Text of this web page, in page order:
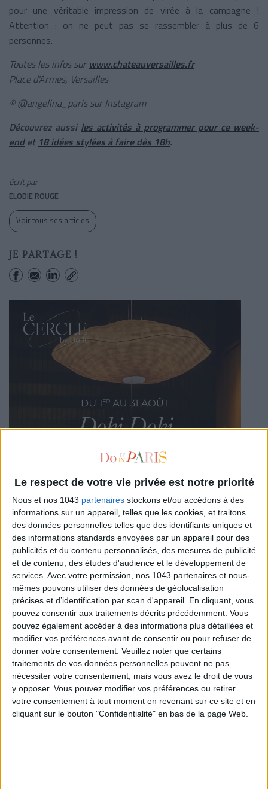
Le respect de votre vie privée est notre priorité
Nous et nos 1043 partenaires stockons et/ou accédons à des
informations sur un appareil, telles que les cookies, et traitons
des données personnelles telles que des identifiants uniques et
des informations standards envoyées par un appareil pour des
publicités et du contenu personnalisés, des mesures de publicité
et de contenu, des études d'audience et le développement de
services. Avec votre permission, nos 1043 partenaires et nous-
mêmes pouvons utiliser des données de géolocalisation
précises et d’identification par scan d'appareil. En cliquant, vous
pouvez consentir aux traitements décrits précédemment. Vous
pouvez également accéder à des informations plus détaillées et
modifier vos préférences avant de consentir ou pour refuser de
donner votre consentement. Veuillez noter que certains
traitements de vos données personnelles peuvent ne pas
nécessiter votre consentement, mais vous avez le droit de vous
y opposer. Vous pouvez modifier vos préférences ou retirer
votre consentement à tout moment en revenant sur ce site et en
cliquant sur le bouton "Confidentialité" en bas de la page Web.
pour une véritable impression de virée à la campagne !
Attention : on ne peut pas se rassembler à plus de 6
personnes.
Toutes les infos sur www.chateauversailles.fr
Place d'Armes, Versailles
© @angelina_paris sur Instagram
Découvrez aussi les activités à programmer pour ce week-
endet 18 idées stylées à faire dès 18h.
écrit par
ELODIE ROUGE
Voir tous ses articles
JE PARTAGE !
AUTRES SUGGESTIONS